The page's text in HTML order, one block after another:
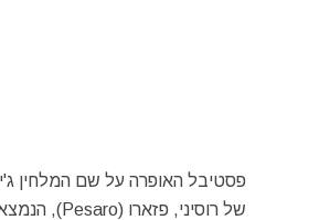
של רוסיני, פזארו (Pesaro), הנמצאת בחלקה הצפון מזרחי של איטליה, לחוף הים האדריאטי.